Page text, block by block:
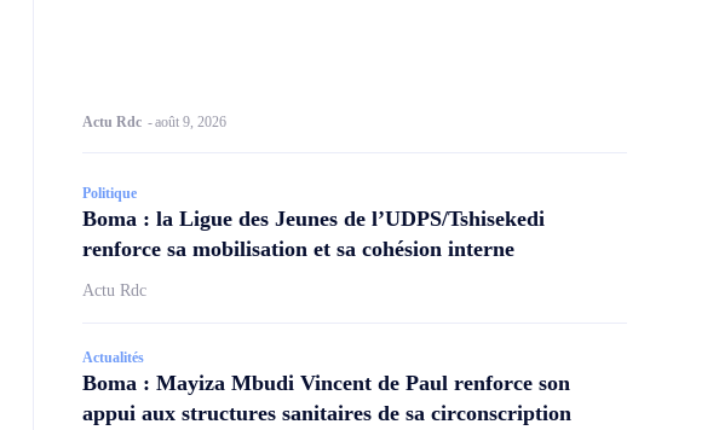
Actu Rdc -août 9, 2026
Politique
Boma : la Ligue des Jeunes de l’UDPS/Tshisekedi
renforce sa mobilisation et sa cohésion interne
Actu Rdc
Actualités
Boma : Mayiza Mbudi Vincent de Paul renforce son
appui aux structures sanitaires de sa circonscription